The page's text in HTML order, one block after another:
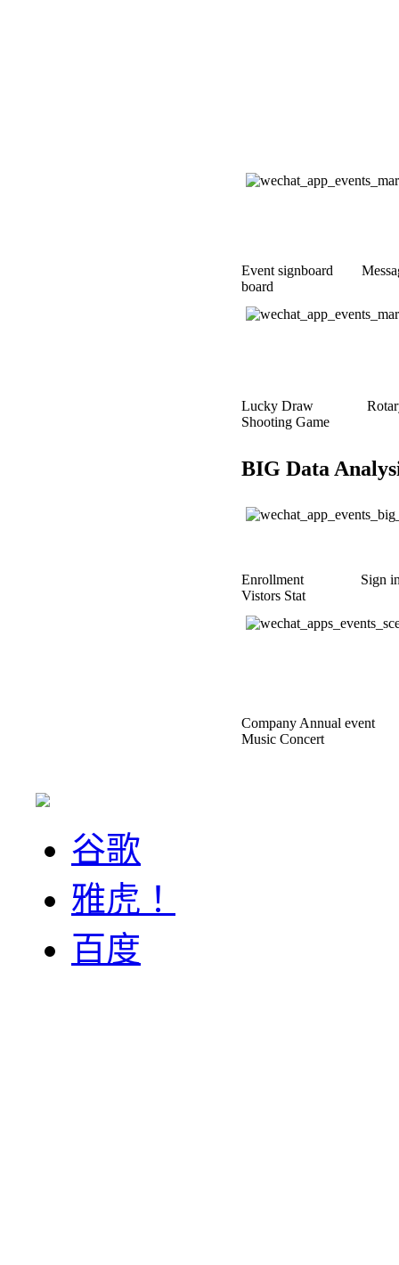
Event signboard
board
Lucky Draw
Shooting Game
BIG Data
Enrollment Sign in
Vistors Stat
Company Annual
Music Concert
谷歌
雅虎！
百度